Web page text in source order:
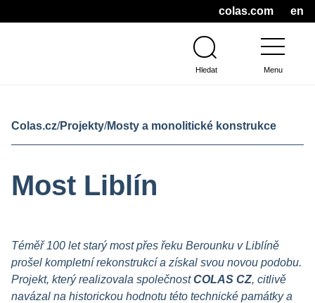
colas.com en
Hledat Menu
Colas.cz/Projekty/Mosty a monolitické konstrukce
Most Liblín
Téměř 100 let starý most přes řeku Berounku v Liblíně
prošel kompletní rekonstrukcí a získal svou novou podobu.
Projekt, který realizovala společnostCOLAS CZ, citlivě
navázal na historickou hodnotu této technické památky a